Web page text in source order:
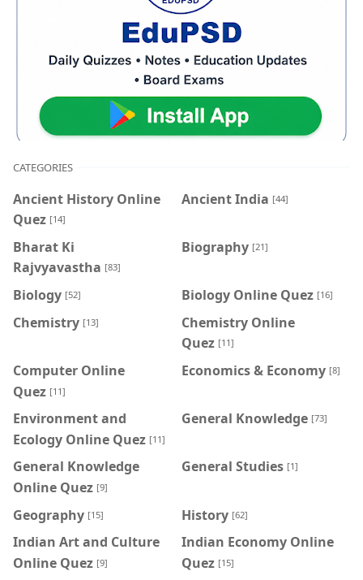
CATEGORIES
Ancient History Online
Quez [14]
Ancient India [44]
Bharat Ki
Rajvyavastha [83]
Biography [21]
Biology [52] Biology Online Quez [16]
Chemistry [13]
Chemistry Online
Quez [11]
Computer Online
Quez [11]
Economics & Economy [8]
Environment and
Ecology Online Quez [11]
General Knowledge [73]
General Knowledge
Online Quez [9]
General Studies [1]
Geography [15] History [62]
Indian Art and Culture
Online Quez [9]
Indian Economy Online
Quez [15]